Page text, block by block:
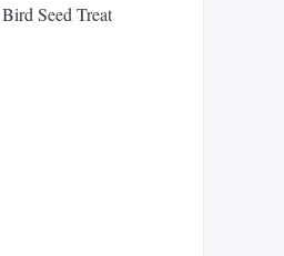
Seed Treat